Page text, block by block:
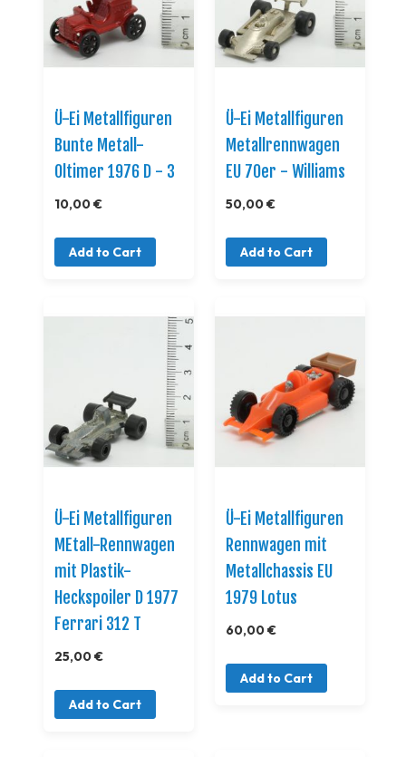
Ü-Ei Metallfiguren
Bunte Metall-
Oltimer 1976 D - 3
10,00 €
Add to Cart
Ü-Ei Metallfiguren
Metallrennwagen
EU 70er - Williams
50,00 €
Add to Cart
Ü-Ei Metallfiguren
MEtall-Rennwagen
mit Plastik-
Heckspoiler D 1977
Ferrari 312 T
25,00 €
Add to Cart
Ü-Ei Metallfiguren
Rennwagen mit
Metallchassis EU
1979 Lotus
60,00 €
Add to Cart